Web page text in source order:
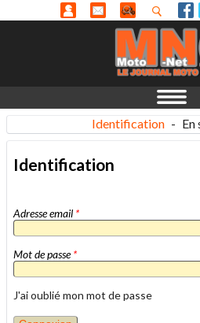
Identification - En
Identification
Adresse email *
Mot de passe*
J'ai oublié mon mot de passe